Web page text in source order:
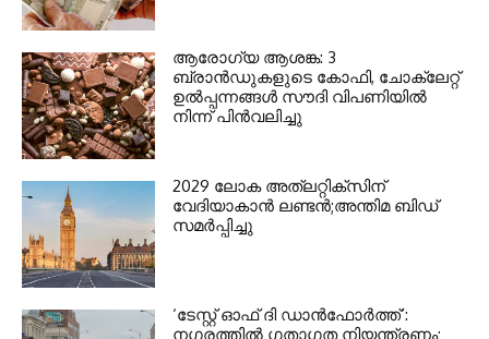
ആരോഗ്യ ആശങ്ക: 3
ബ്രാൻഡുകളുടെ കോഫി, ചോക്ലേറ്റ്
ഉൽപ്പന്നങ്ങൾ സൗദി വിപണിയിൽ
നിന്ന് പിൻവലിച്ചു
2029 ലോക അത്ലറ്റിക്സിന്
വേദിയാകാന്‍ ലണ്ടന്‍;അന്തിമ ബിഡ്
സമര്‍പ്പിച്ചു
‘ടേസ്റ്റ് ഓഫ് ദി ഡാന്‍ഫോര്‍ത്ത്’:
നഗരത്തില്‍ ഗതാഗത നിയന്ത്രണം;